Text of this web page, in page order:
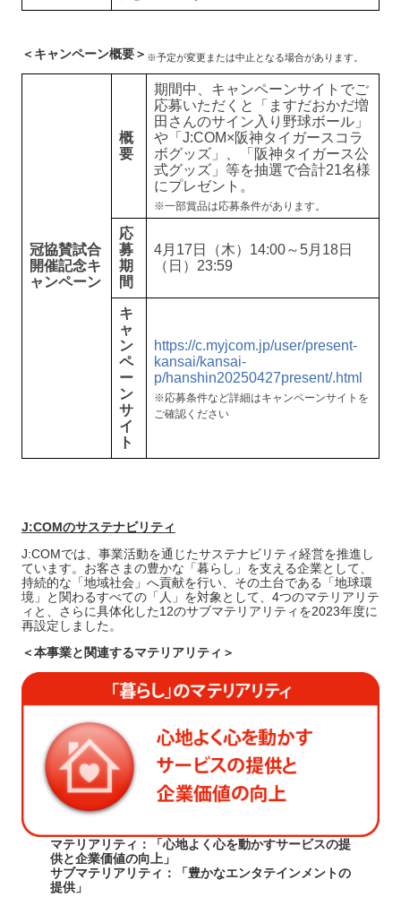
＜キャンペーン概要＞ ※予定が変更または中止となる場合があります。
冠協賛試合
開催記念キ
ャンペーン
概
要
期間中、キャンペーンサイトでご
応募いただくと「ますだおかだ増
田さんのサイン入り野球ボール」
や「J:COM×阪神タイガースコラ
ボグッズ」、「阪神タイガース公
式グッズ」等を抽選で合計21名様
にプレゼント。
※一部賞品は応募条件があります。
応
募
期
間
4月17日（木）14:00～5月18日
（日）23:59
キ
ャ
ン
ペ
ー
ン
サ
イ
ト
https://c.myjcom.jp/user/present-
kansai/kansai-
p/hanshin20250427present/.html
※応募条件など詳細はキャンペーンサイトを
ご確認ください
J:COMのサステナビリティ
J:COMでは、事業活動を通じたサステナビリティ経営を推進し
ています。お客さまの豊かな「暮らし」を支える企業として、
持続的な「地域社会」へ貢献を行い、その土台である「地球環
境」と関わるすべての「人」を対象として、4つのマテリアリテ
ィと、さらに具体化した12のサブマテリアリティを2023年度に
再設定しました。
＜本事業と関連するマテリアリティ＞
マテリアリティ：「心地よく心を動かすサービスの提
供と企業価値の向上 」
サブマテリアリティ：「豊かなエンタテインメントの
提供 」